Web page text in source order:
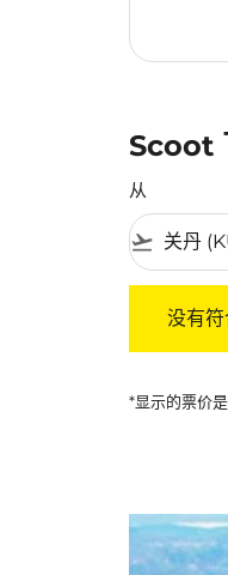
Scoot
从
flight_takeoff
没有符
*显示的票价